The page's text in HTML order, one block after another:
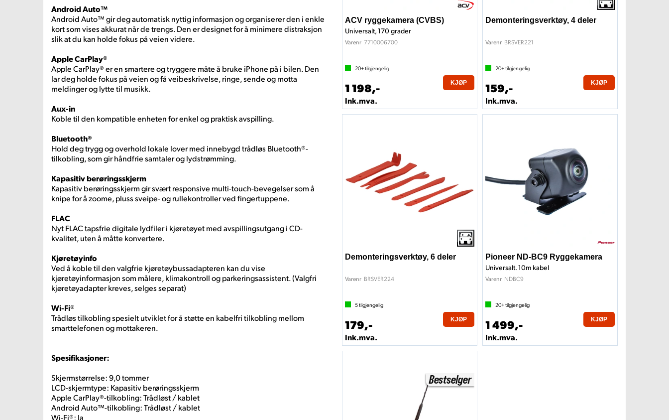
Android Auto™
Android Auto™ gir deg automatisk nyttig informasjon og organiserer den i enkle
kort som vises akkurat når de trengs. Den er designet for å minimere distraksjon
slik at du kan holde fokus på veien videre.
Apple CarPlay®
Apple CarPlay® er en smartere og tryggere måte å bruke iPhone på i bilen. Den
lar deg holde fokus på veien og få veibeskrivelse, ringe, sende og motta
meldinger og lytte til musikk.
Aux-in
Koble til den kompatible enheten for enkel og praktisk avspilling.
Bluetooth®
Hold deg trygg og overhold lokale lover med innebygd trådløs Bluetooth®-
tilkobling, som gir håndfrie samtaler og lydstrømming.
Kapasitiv berøringsskjerm
Kapasitiv berøringsskjerm gir svært responsive multi-touch-bevegelser som å
knipe for å zoome, pluss sveipe- og rullekontroller ved fingertuppene.
FLAC
Nyt FLAC tapsfrie digitale lydfiler i kjøretøyet med avspillingsutgang i CD-
kvalitet, uten å måtte konvertere.
Kjøretøyinfo
Ved å koble til den valgfrie kjøretøybussadapteren kan du vise
kjøretøyinformasjon som målere, klimakontroll og parkeringsassistent. (Valgfri
kjøretøyadapter kreves, selges separat)
Wi-Fi®
Trådløs tilkobling spesielt utviklet for å støtte en kabelfri tilkobling mellom
smarttelefonen og mottakeren.
Spesifikasjoner:
Skjermstørrelse: 9,0 tommer
LCD-skjermtype: Kapasitiv berøringsskjerm
Apple CarPlay®-tilkobling: Trådløst / kablet
Android Auto™-tilkobling: Trådløst / kablet
Wi-Fi®: Ja
ACV ryggekamera (CVBS)
Universalt, 170 grader
Varenr 7710006700
20+tilgjengelig
1 198,-
Ink.mva.
KJØP
Demonteringsverktøy, 4 deler
Varenr BRSVER221
20+tilgjengelig
159,-
Ink.mva.
KJØP
Demonteringsverktøy, 6 deler
Varenr BRSVER224
5tilgjengelig
179,-
Ink.mva.
KJØP
Pioneer ND-BC9 Ryggekamera
Universalt. 10m kabel
Varenr NDBC9
20+tilgjengelig
1 499,-
Ink.mva.
KJØP